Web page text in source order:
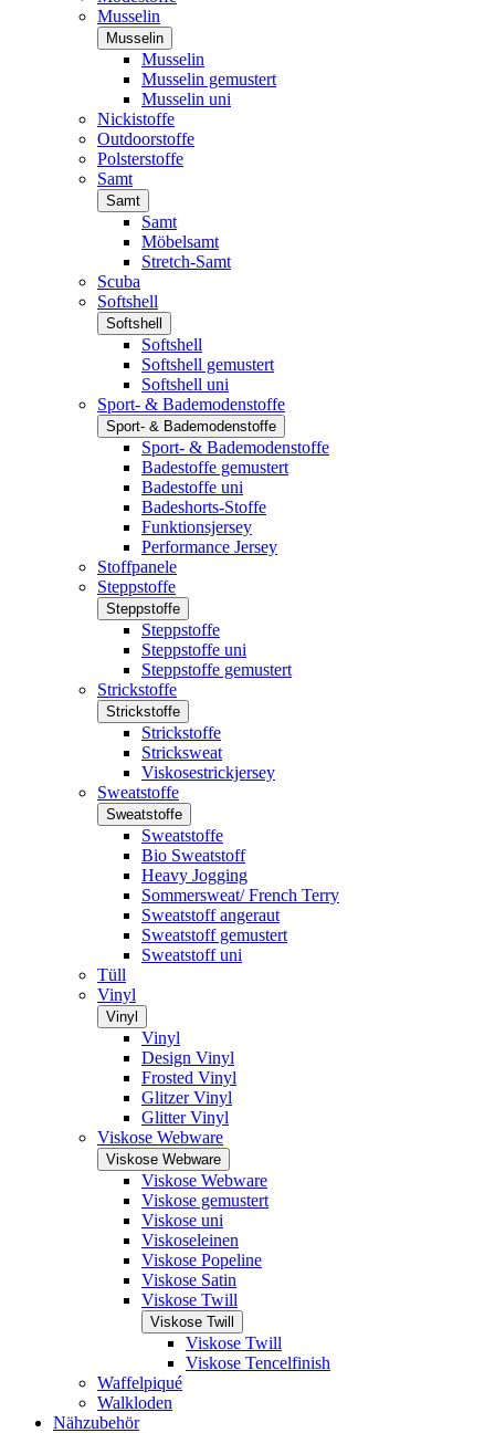
Musselin
Musselin
Musselin
Musselin gemustert
Musselin uni
Nickistoffe
Outdoorstoffe
Polsterstoffe
Samt
Samt
Samt
Möbelsamt
Stretch-Samt
Scuba
Softshell
Softshell
Softshell
Softshell gemustert
Softshell uni
Sport- & Bademodenstoffe
Sport- & Bademodenstoffe
Sport- & Bademodenstoffe
Badestoffe gemustert
Badestoffe uni
Badeshorts-Stoffe
Funktionsjersey
Performance Jersey
Stoffpanele
Steppstoffe
Steppstoffe
Steppstoffe
Steppstoffe uni
Steppstoffe gemustert
Strickstoffe
Strickstoffe
Strickstoffe
Stricksweat
Viskosestrickjersey
Sweatstoffe
Sweatstoffe
Sweatstoffe
Bio Sweatstoff
Heavy Jogging
Sommersweat/ French Terry
Sweatstoff angeraut
Sweatstoff gemustert
Sweatstoff uni
Tüll
Vinyl
Vinyl
Vinyl
Design Vinyl
Frosted Vinyl
Glitzer Vinyl
Glitter Vinyl
Viskose Webware
Viskose Webware
Viskose Webware
Viskose gemustert
Viskose uni
Viskoseleinen
Viskose Popeline
Viskose Satin
Viskose Twill
Viskose Twill
Viskose Twill
Viskose Tencelfinish
Waffelpiqué
Walkloden
Nähzubehör